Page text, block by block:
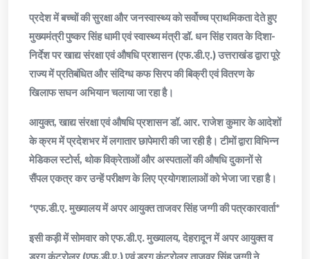
प्रदेश में बच्चों की सुरक्षा और जनस्वास्थ्य को सर्वोच्च प्राथमिकता देते हुए
मुख्यमंत्री पुष्कर सिंह धामी एवं स्वास्थ्य मंत्री डॉ. धन सिंह रावत के दिशा-
निर्देश पर खाद्य संरक्षा एवं औषधि प्रशासन (एफ.डी.ए.) उत्तराखंड द्वारा पूरे
राज्य में प्रतिबंधित और संदिग्ध कफ सिरप की बिक्री एवं वितरण के
खिलाफ सघन अभियान चलाया जा रहा है।
आयुक्त, खाद्य संरक्षा एवं औषधि प्रशासन डॉ. आर. राजेश कुमार के आदेशों
के क्रम में प्रदेशभर में लगातार छापेमारी की जा रही है। टीमों द्वारा विभिन्न
मेडिकल स्टोर्स, थोक विक्रेताओं और अस्पतालों की औषधि दुकानों से
सैंपल एकत्र कर उन्हें परीक्षण के लिए प्रयोगशालाओं को भेजा जा रहा है।
*एफ.डी.ए. मुख्यालय में अपर आयुक्त ताजवर सिंह जग्गी की पत्रकारवार्ता*
इसी कड़ी में सोमवार को एफ.डी.ए. मुख्यालय, देहरादून में अपर आयुक्त व
ड्रग कंट्रोलर (एफ.डी.ए.) एवं ड्रग कंट्रोलर ताजवर सिंह जग्गी ने